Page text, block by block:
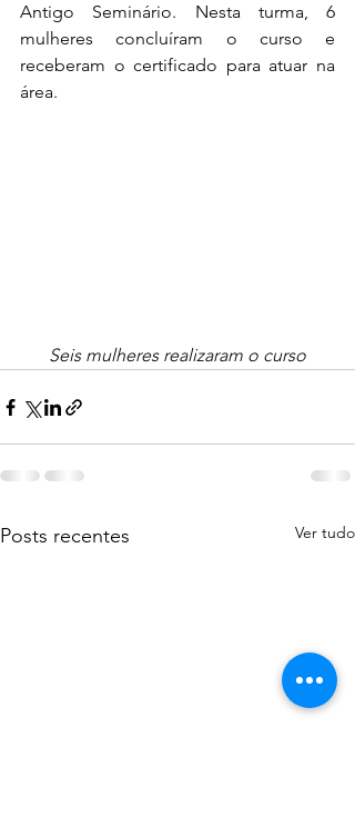
Antigo Seminário. Nesta turma, 6
mulheres concluíram o curso e
receberam o certificado para atuar na
área.
Seis mulheres realizaram o curso
Posts recentes Ver tudo